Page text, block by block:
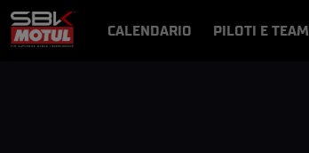
CALENDARIO PILOTI E TEAM